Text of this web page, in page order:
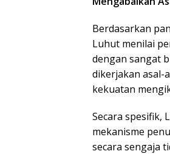
Berdasarkan
Luhut menilai
dengan sangat
dikerjakan asal-
kekuatan
Secara spesifik,
mekanisme
secara sengaja